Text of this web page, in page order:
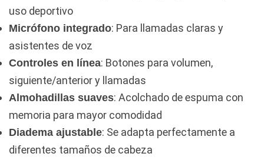
uso deportivo
Micrófono integrado: Para llamadas claras y
asistentes de voz
Controles en línea: Botones para volumen,
siguiente/anterior y llamadas
Almohadillas suaves: Acolchado de espuma con
memoria para mayor comodidad
Diadema ajustable: Se adapta perfectamente a
diferentes tamaños de cabeza